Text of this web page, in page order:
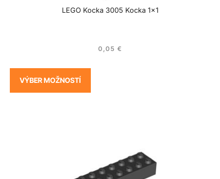
LEGO Kocka 3005 Kocka 1×1
0,05 €
VÝBER MOŽNOSTÍ